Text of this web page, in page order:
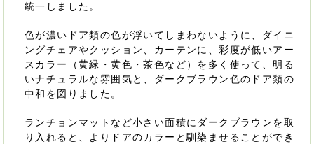
統一しました。
色が濃いドア類の色が浮いてしまわないように、ダイニ
ングチェアやクッション、カーテンに、彩度が低いアー
スカラー（黄緑・黄色・茶色など）を多く使って、明る
いナチュラルな雰囲気と、ダークブラウン色のドア類の
中和を図りました。
ランチョンマットなど小さい面積にダークブラウンを取
り入れると、よりドアのカラーと馴染ませることができ